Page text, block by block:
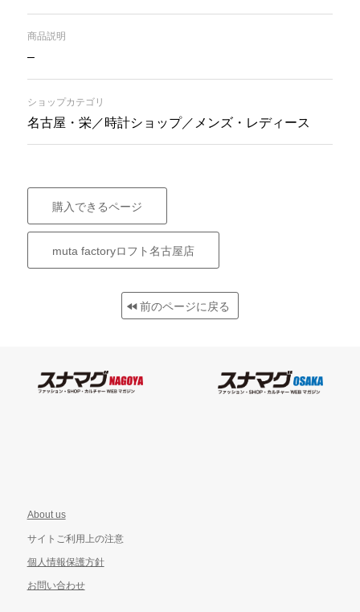
商品説明
–
ショップカテゴリ
名古屋・栄／時計ショップ／メンズ・レディース
購入できるページ
muta factoryロフト名古屋店
前のページに戻る
About us
サイトご利用上の注意
個人情報保護方針
お問い合わせ